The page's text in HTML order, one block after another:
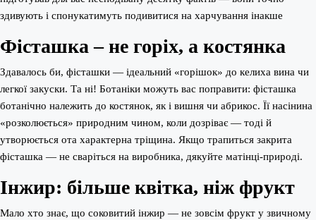
здивують і спонукатимуть подивитися на харчування інакше
Фісташка – не горіх, а костянка
Здавалось би, фісташки — ідеальний «горішок» до келиха вина чи
легкої закуски. Та ні! Ботаніки можуть вас поправити: фісташка
ботанічно належить до костянок, як і вишня чи абрикос. Її насінина
«розколюється» природним чином, коли дозріває — тоді й
утворюється ота характерна тріщина. Якщо трапиться закрита
фісташка — не сваріться на виробника, дякуйте матінці-природі.
Інжир: більше квітка, ніж фрукт
Мало хто знає, що соковитий інжир — не зовсім фрукт у звичному